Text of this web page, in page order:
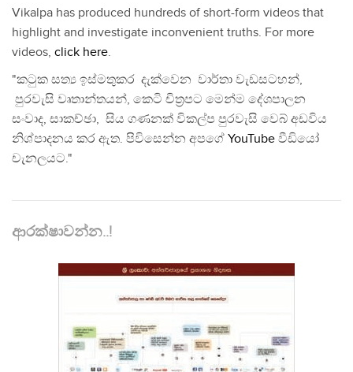
Vikalpa has produced hundreds of short-form videos that
highlight and investigate inconvenient truths. For more
videos, click here.
"කටුක සත්‍ය ඉස්මතුකර දැක්වෙන වාර්තා වැඩසටහන්,
පුරවැසි වෘතාන්තයන්, කෙටි චිත්‍රපට මෙන්ම දේශපාලන
සංවාද, සාකච්ඡා, සිය ගණනක් විකල්ප පුරවැසි වෙබ් අඩවිය
නිශ්පාදනය කර ඇත. පිවිසෙන්න අපගේ YouTube වීඩියෝ
චැනලයට."
ආරක්ෂාවන්න..!